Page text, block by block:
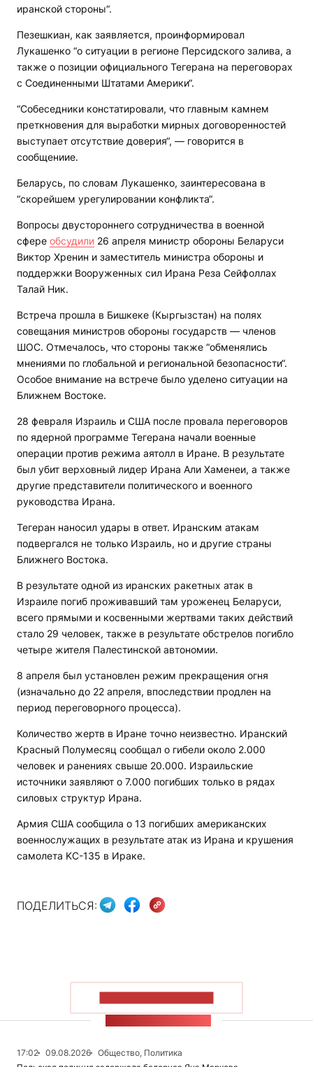
иранской стороны“.
Пезешкиан, как заявляется, проинформировал
Лукашенко “о ситуации в регионе Персидского залива, а
также о позиции официального Тегерана на переговорах
с Соединенными Штатами Америки“.
“Собеседники констатировали, что главным камнем
преткновения для выработки мирных договоренностей
выступает отсутствие доверия“, — говорится в
сообщениие.
Беларусь, по словам Лукашенко, заинтересована в
“скорейшем урегулировании конфликта“.
Вопросы двустороннего сотрудничества в военной
сфере обсудили 26 апреля министр обороны Беларуси
Виктор Хренин и заместитель министра обороны и
поддержки Вооруженных сил Ирана Реза Сейфоллах
Талай Ник.
Встреча прошла в Бишкеке (Кыргызстан) на полях
совещания министров обороны государств — членов
ШОС. Отмечалось, что стороны также “обменялись
мнениями по глобальной и региональной безопасности“.
Особое внимание на встрече было уделено ситуации на
Ближнем Востоке.
28 февраля Израиль и США после провала переговоров
по ядерной программе Тегерана начали военные
операции против режима аятолл в Иране. В результате
был убит верховный лидер Ирана Али Хаменеи, а также
другие представители политического и военного
руководства Ирана.
Тегеран наносил удары в ответ. Иранским атакам
подвергался не только Израиль, но и другие страны
Ближнего Востока.
В результате одной из иранских ракетных атак в
Израиле погиб проживавший там уроженец Беларуси,
всего прямыми и косвенными жертвами таких действий
стало 29 человек, также в результате обстрелов погибло
четыре жителя Палестинской автономии.
8 апреля был установлен режим прекращения огня
(изначально до 22 апреля, впоследствии продлен на
период переговорного процесса).
Количество жертв в Иране точно неизвестно. Иранский
Красный Полумесяц сообщал о гибели около 2.000
человек и ранениях свыше 20.000. Израильские
источники заявляют о 7.000 погибших только в рядах
силовых структур Ирана.
Армия США сообщила о 13 погибших американских
военнослужащих в результате атак из Ирана и крушения
самолета KC-135 в Ираке.
ПОДЕЛИТЬСЯ:
17:02 09.08.2026
Общество, Политика